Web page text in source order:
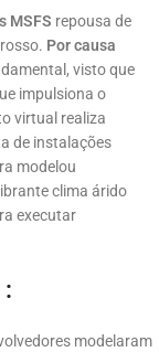
MSFS repousa de
. Por causa
visto que
impulsiona o
virtual realiza
de instalações
modelou
clima árido
executar
modelaram